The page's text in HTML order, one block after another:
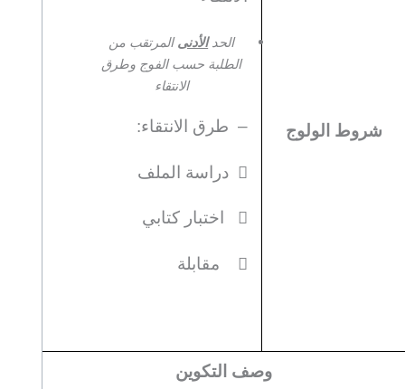
الحدالأدنىالمرتقب من
الطلبة حسب الفوج وطرق
الانتقاء
– طرق الانتقاء:
 دراسة الملف
 اختبار كتابي
 مقابلة
شروط الولوج
وصف التكوين